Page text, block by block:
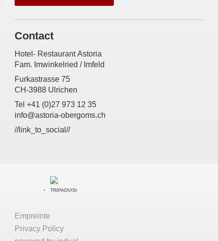
Contact
Hotel- Restaurant Astoria
Fam. Imwinkelried / Imfeld
Furkastrasse 75
CH-3988 Ulrichen
Tel +41 (0)27 973 12 35
info@astoria-obergoms.ch
//link_to_social//
Empreinte
Privacy Policy